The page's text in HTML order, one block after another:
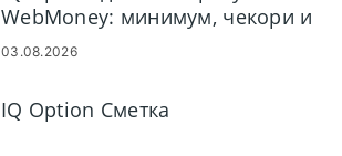
WebMoney: минимум, чекори и
време
03.08.2026
IQ Option Сметка